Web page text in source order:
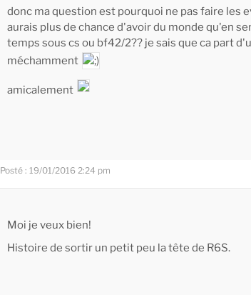
donc ma question est pourquoi ne pas faire les
aurais plus de chance d'avoir du monde qu'en
temps sous cs ou bf42/2?? je sais que ca part
méchamment
amicalement
Posté : 19/01/2016 2:24 pm
Moi je veux bien!
Histoire de sortir un petit peu la tête de R6S.